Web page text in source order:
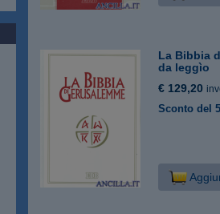
La Bibbia
da leggìo
€ 129,20
Sconto del